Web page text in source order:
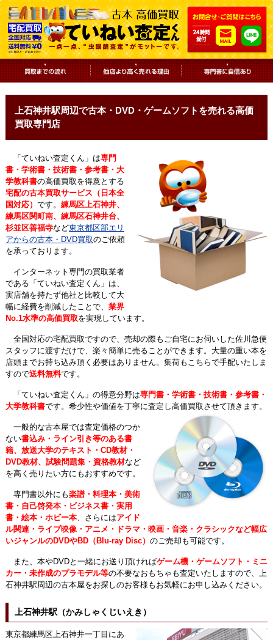
上石神井駅周辺で古本・DVD・ゲームソフトを売れる高価
買取専門店
「ていねい査定くん」は専門
書・学術書・技術書・参考書・大
学教科書の高価買取を得意とする
宅配の古本買取サービス（日本全
国対応） です。 練馬区上石神井、
練馬区関町南、練馬区石神井台、
杉並区善福寺など東京都区部エリ
アからの古本・DVD買取のご依頼
を承っております。
インターネット専門の買取業者
である「ていねい査定くん」は、
実店舗を持たず他社と比較して大
幅に経費を削減したことで、 業界
No.1水準の高価買取を実現しています。
全国対応の宅配買取ですので、売却の際もご自宅にお伺いした佐川急便
スタッフに渡すだけで、楽々簡単に売ることができます。大量の重い本を
店頭までお持ち込み頂く必要はありません。集荷もこちらで手配いたしま
すので送料無料です。
「ていねい査定くん」の得意分野は専門書・学術書・技術書・参考書・
大学教科書です。希少性や価値を丁寧に査定し高価買取させて頂きます。
一般的な古本屋では査定価格のつか
ない書込み・ライン引き等のある書
籍、放送大学のテキスト・CD教材・
DVD教材、試験問題集・資格教材など
を高く売りたい方にもおすすめです。
専門書以外にも楽譜・料理本・美術
書・自己啓発本・ビジネス書・実用
書・絵本・ホビー本、さらにはアイド
ル関連・ライブ映像・アニメ・ドラマ・映画・音楽・クラシックなど幅広
いジャンルのDVDやBD（Blu-ray Disc） のご売却も可能です。
また、本やDVDと一緒にお送り頂ければゲーム機・ゲームソフト・ミニ
カー・未作成のプラモデル等の不要なおもちゃも査定いたしますので、上
石神井駅周辺の古本屋をお探しのお客様もお気軽にお申し込みください。
上石神井駅（かみしゃくじいえき）
東京都練馬区上石神井一丁目にあ